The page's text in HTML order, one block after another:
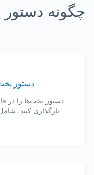
چگونه
دستور
بارگذاری کنید،